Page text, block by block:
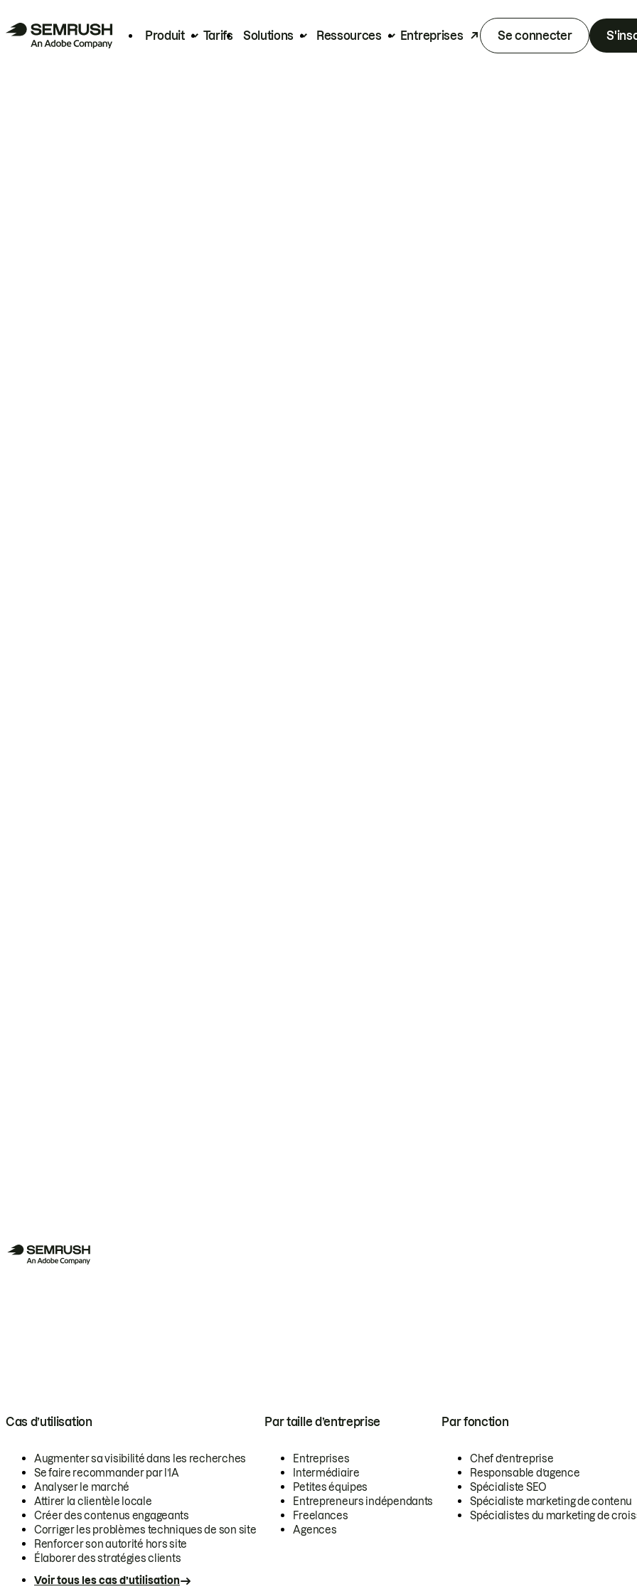
Produit Tarifs Solutions Ressources Entreprises Se connecter
Cas d’utilisation
Augmenter sa visibilité dans les recherches
Se faire recommander par l’IA
Analyser le marché
Attirer la clientèle locale
Créer des contenus engageants
Corriger les problèmes techniques de son site
Renforcer son autorité hors site
Élaborer des stratégies clients
Voir tous les cas d’utilisation
Par taille d’entreprise
Entreprises
Intermédiaire
Petites équipes
Entrepreneurs indépendants
Freelances
Agences
Par fonction
Chef d’entreprise
Responsable d’agence
Spécialiste SEO
Spécialiste marketing de contenu
Spécialistes du marketing de